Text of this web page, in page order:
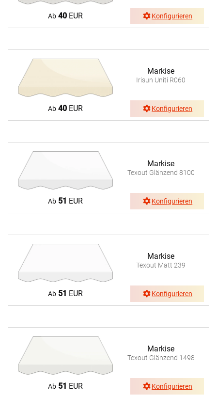
Ab 40 EUR Konfigurieren
Markise
Irisun Uniti R060
Ab 40 EUR Konfigurieren
Markise
Texout Glänzend 8100
Ab 51 EUR Konfigurieren
Markise
Texout Matt 239
Ab 51 EUR Konfigurieren
Markise
Texout Glänzend 1498
Ab 51 EUR Konfigurieren